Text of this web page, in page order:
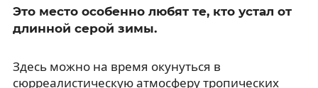
Это место особенно любят те, кто устал от
длинной серой зимы.
Здесь можно на время окунуться в
сюрреалистическую атмосферу тропических